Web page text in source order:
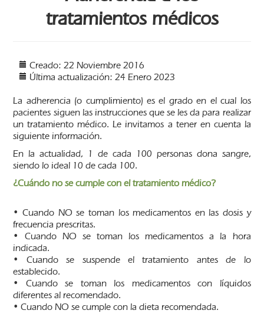
tratamientos médicos
Creado: 22 Noviembre 2016
Última actualización: 24 Enero 2023
La adherencia (o cumplimiento) es el grado en el cual los
pacientes siguen las instrucciones que se les da para realizar
un tratamiento médico. Le invitamos a tener en cuenta la
siguiente información.
En la actualidad, 1 de cada 100 personas dona sangre,
siendo lo ideal 10 de cada 100.
¿Cuándo no se cumple con el tratamiento médico?
• Cuando NO se toman los medicamentos en las dosis y
frecuencia prescritas.
• Cuando NO se toman los medicamentos a la hora
indicada.
• Cuando se suspende el tratamiento antes de lo
establecido.
• Cuando se toman los medicamentos con líquidos
diferentes al recomendado.
• Cuando NO se cumple con la dieta recomendada.